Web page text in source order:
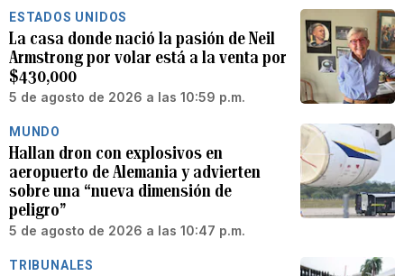
ESTADOS UNIDOS
La casa donde nació la pasión de Neil
Armstrong por volar está a la venta por
$430,000
5 de agosto de 2026 a las 10:59 p.m.
MUNDO
Hallan dron con explosivos en
aeropuerto de Alemania y advierten
sobre una “nueva dimensión de
peligro”
5 de agosto de 2026 a las 10:47 p.m.
TRIBUNALES